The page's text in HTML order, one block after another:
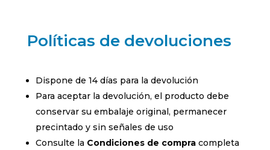
Políticas de devoluciones
Dispone de 14 días para la devolución
Para aceptar la devolución, el producto debe
conservar su embalaje original, permanecer
precintado y sin señales de uso
Consulte la Condiciones de compracompleta